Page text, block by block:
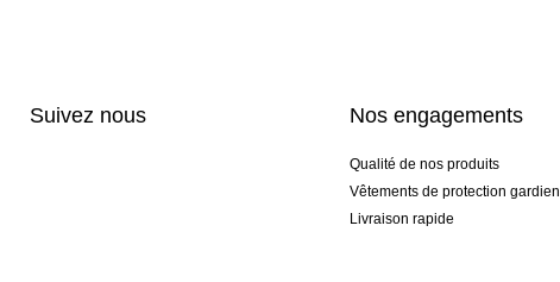
Suivez nous Nos engagements
Qualité de nos produits
Vêtements de protection gardien
Livraison rapide